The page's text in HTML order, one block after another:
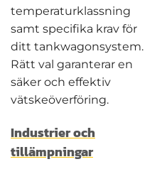
temperaturklassning
samt specifika krav för
ditt tankwagonsystem.
Rätt val garanterar en
säker och effektiv
vätskeöverföring.
Industrier och
tillämpningar